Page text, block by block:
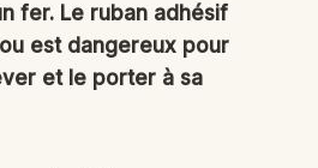
fer. Le ruban adhésif
est dangereux pour
et le porter à sa